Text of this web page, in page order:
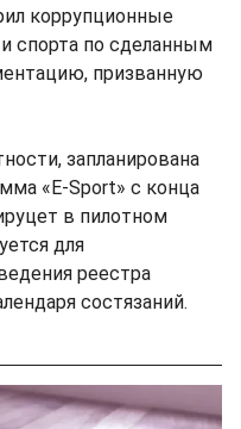
коррупционные
спорта по сделанным
призванную
запланирована
«Е-Sport» с конца
в пилотном
для
реестра
состязаний.